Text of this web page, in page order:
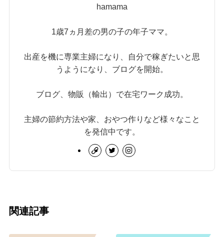
hamama
1歳7ヵ月差の男の子の年子ママ。
出産を機に専業主婦になり、自分で稼ぎたいと思
うようになり、ブログを開始。
ブログ、物販（輸出）で在宅ワーク成功。
主婦の節約方法や家、おやつ作りなど様々なこと
を発信中です。
関連記事